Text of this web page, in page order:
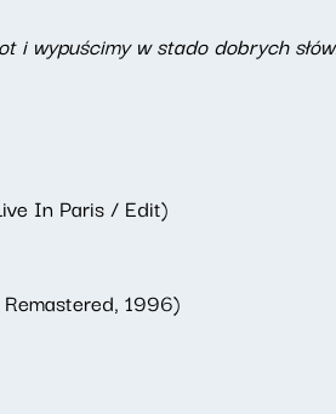
i wypuścimy w stado dobrych
In Paris / Edit)
1996)